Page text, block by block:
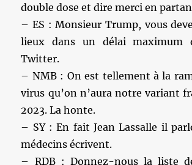
double dose et dire merci en
– ES : Monsieur Trump, vous
lieux dans un délai maximum
Twitter.
– NMB : On est tellement à la
virus qu’on n’aura notre variant
2023. La honte.
– SY : En fait Jean Lassalle il
médecins écrivent.
– RDB : Donnez-nous la liste